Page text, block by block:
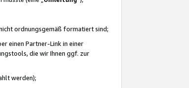
ordnungsgemäß formatiert sind;
einen Partner-Link in einer
die wir Ihnen ggf. zur
werden);